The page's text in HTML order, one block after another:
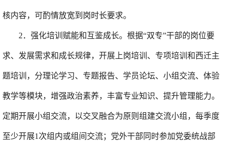
核内容， 可酌情放宽到岗时长要求。
2．强化培训赋能和互鉴成长。 根据“双专”干部的岗位要
求、发展需求和成长规律，开展上岗培训、 专项培训和西迁主
题培训 ， 分理论学习、专题报告、学员论坛、小组交流、体验
教学等模块， 增强政治素养， 丰富专业知识、提升管理能力。
定期开展小组交流，以交叉融合为原则组建交流小组，每季度
至少开展1 次组内或组间交流；党外干部同时参加党委统战部